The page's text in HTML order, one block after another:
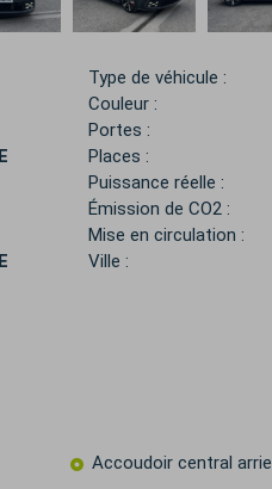
Type de véhicule :
Couleur :
Portes :
Places :
Puissance réelle :
Émission de CO2 :
Mise en circulation :
Ville :
Accoudoir central